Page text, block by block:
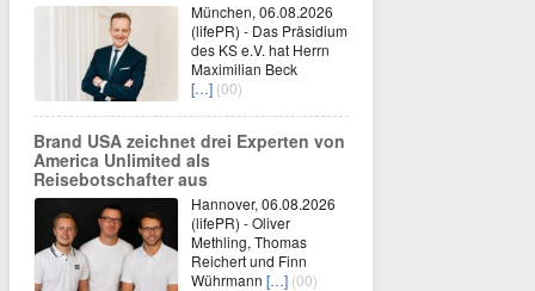
München, 06.08.2026
(lifePR) - Das Präsidium
des KS e.V. hat Herrn
Maximilian Beck
[…] (00)
Brand USA zeichnet drei Experten von
America Unlimited als
Reisebotschafter aus
Hannover, 06.08.2026
(lifePR) - Oliver
Methling, Thomas
Reichert und Finn
Wührmann […] (00)